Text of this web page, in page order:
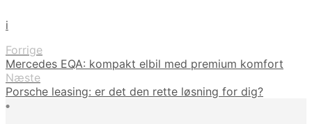
i
Forrige
Mercedes EQA: kompakt elbil med premium komfort
Næste
Porsche leasing: er det den rette løsning for dig?
•